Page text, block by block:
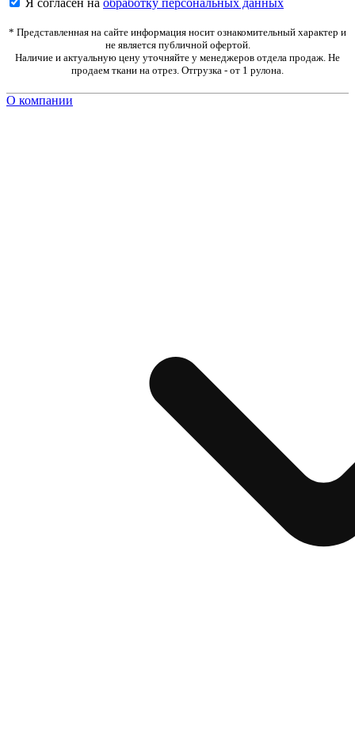
Я согласен на обработку персональных данных
* Представленная на сайте информация носит ознакомительный характер и
не является публичной офертой.
Наличие и актуальную цену уточняйте у менеджеров отдела продаж. Не
продаем ткани на отрез. Отгрузка - от 1 рулона.
О компании